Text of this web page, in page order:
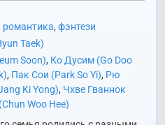
романтика,фэнтези
Taek)
Soon), Ко Дусим (Go Doo
, Пак Сои (Park So Yi), Рю
Ki Yong), Чхве Гваннок
Woo Hee)